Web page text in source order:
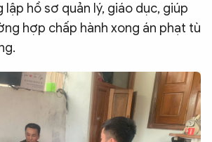
lập hồ sơ quản lý, giáo dục, giúp
hợp chấp hành xong án phạt tù